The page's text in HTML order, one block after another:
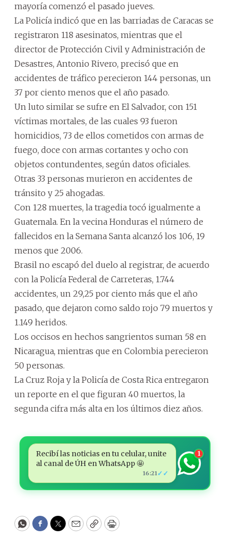
mayoría comenzó el pasado jueves.
La Policía indicó que en las barriadas de Caracas se
registraron 118 asesinatos, mientras que el
director de Protección Civil y Administración de
Desastres, Antonio Rivero, precisó que en
accidentes de tráfico perecieron 144 personas, un
37 por ciento menos que el año pasado.
Un luto similar se sufre en El Salvador, con 151
víctimas mortales, de las cuales 93 fueron
homicidios, 73 de ellos cometidos con armas de
fuego, doce con armas cortantes y ocho con
objetos contundentes, según datos oficiales.
Otras 33 personas murieron en accidentes de
tránsito y 25 ahogadas.
Con 128 muertes, la tragedia tocó igualmente a
Guatemala. En la vecina Honduras el número de
fallecidos en la Semana Santa alcanzó los 106, 19
menos que 2006.
Brasil no escapó del duelo al registrar, de acuerdo
con la Policía Federal de Carreteras, 1.744
accidentes, un 29,25 por ciento más que el año
pasado, que dejaron como saldo rojo 79 muertos y
1.149 heridos.
Los occisos en hechos sangrientos suman 58 en
Nicaragua, mientras que en Colombia perecieron
50 personas.
La Cruz Roja y la Policía de Costa Rica entregaron
un reporte en el que figuran 40 muertos, la
segunda cifra más alta en los últimos diez años.
Recibí las noticias en tu celular, unite
al canal de ÚH en WhatsApp 🤩
16:21✓✓
1
WhatsApp
Facebook
Twitter
EmailCopyPrint